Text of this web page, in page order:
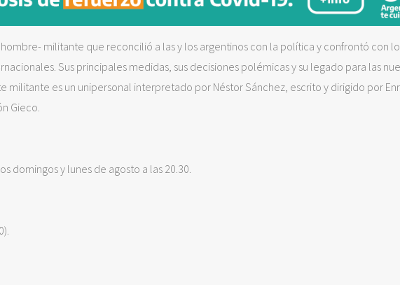
militante que reconcilió a las y los argentinos con la política y confrontó con
Sus principales medidas, sus decisiones polémicas y su legado para las
militante es un unipersonal interpretado por Néstor Sánchez, escrito y dirigido por
Gieco.
domingos y lunes de agosto a las 20.30.